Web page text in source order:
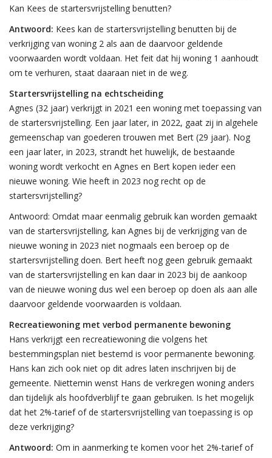
Kan Kees de startersvrijstelling benutten?
Antwoord: Kees kan de startersvrijstelling benutten bij de
verkrijging van woning 2 als aan de daarvoor geldende
voorwaarden wordt voldaan. Het feit dat hij woning 1 aanhoudt
om te verhuren, staat daaraan niet in de weg.
Startersvrijstelling na echtscheiding
Agnes (32 jaar) verkrijgt in 2021 een woning met toepassing van
de startersvrijstelling. Een jaar later, in 2022, gaat zij in algehele
gemeenschap van goederen trouwen met Bert (29 jaar). Nog
een jaar later, in 2023, strandt het huwelijk, de bestaande
woning wordt verkocht en Agnes en Bert kopen ieder een
nieuwe woning. Wie heeft in 2023 nog recht op de
startersvrijstelling?
Antwoord: Omdat maar eenmalig gebruik kan worden gemaakt
van de startersvrijstelling, kan Agnes bij de verkrijging van de
nieuwe woning in 2023 niet nogmaals een beroep op de
startersvrijstelling doen. Bert heeft nog geen gebruik gemaakt
van de startersvrijstelling en kan daar in 2023 bij de aankoop
van de nieuwe woning dus wel een beroep op doen als aan alle
daarvoor geldende voorwaarden is voldaan.
Recreatiewoning met verbod permanente bewoning
Hans verkrijgt een recreatiewoning die volgens het
bestemmingsplan niet bestemd is voor permanente bewoning.
Hans kan zich ook niet op dit adres laten inschrijven bij de
gemeente. Niettemin wenst Hans de verkregen woning anders
dan tijdelijk als hoofdverblijf te gaan gebruiken. Is het mogelijk
dat het 2%-tarief of de startersvrijstelling van toepassing is op
deze verkrijging?
Antwoord: Om in aanmerking te komen voor het 2%-tarief of